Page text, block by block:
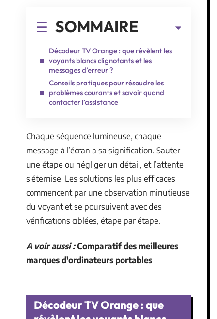
SOMMAIRE
Décodeur TV Orange : que révèlent les
voyants blancs clignotants et les
messages d’erreur ?
Conseils pratiques pour résoudre les
problèmes courants et savoir quand
contacter l’assistance
Chaque séquence lumineuse, chaque
message à l’écran a sa signification. Sauter
une étape ou négliger un détail, et l’attente
s’éternise. Les solutions les plus efficaces
commencent par une observation minutieuse
du voyant et se poursuivent avec des
vérifications ciblées, étape par étape.
A voir aussi :Comparatif des meilleures
marques d'ordinateurs portables
Décodeur TV Orange : que